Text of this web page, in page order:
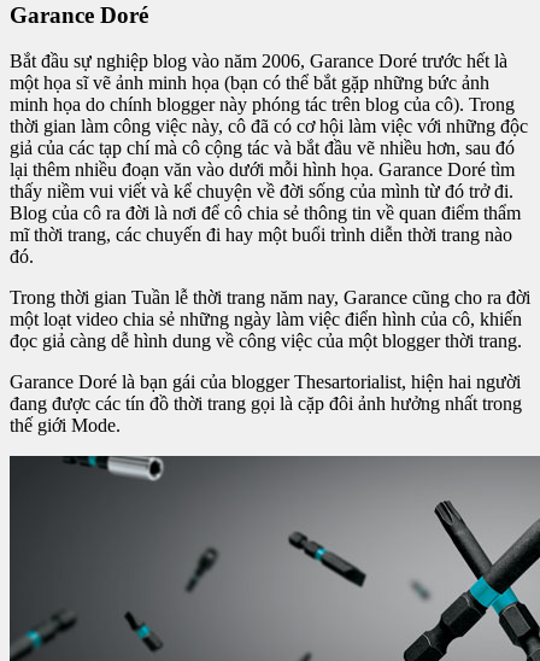
Garance Doré
Bắt đầu sự nghiệp blog vào năm 2006, Garance Doré trước hết là
một họa sĩ vẽ ảnh minh họa (bạn có thể bắt gặp những bức ảnh
minh họa do chính blogger này phóng tác trên blog của cô). Trong
thời gian làm công việc này, cô đã có cơ hội làm việc với những độc
giả của các tạp chí mà cô cộng tác và bắt đầu vẽ nhiều hơn, sau đó
lại thêm nhiều đoạn văn vào dưới mỗi hình họa. Garance Doré tìm
thấy niềm vui viết và kể chuyện về đời sống của mình từ đó trở đi.
Blog của cô ra đời là nơi để cô chia sẻ thông tin về quan điểm thẩm
mĩ thời trang, các chuyến đi hay một buổi trình diễn thời trang nào
đó.
Trong thời gian Tuần lễ thời trang năm nay, Garance cũng cho ra đời
một loạt video chia sẻ những ngày làm việc điển hình của cô, khiến
đọc giả càng dễ hình dung về công việc của một blogger thời trang.
Garance Doré là bạn gái của blogger Thesartorialist, hiện hai người
đang được các tín đồ thời trang gọi là cặp đôi ảnh hưởng nhất trong
thế giới Mode.